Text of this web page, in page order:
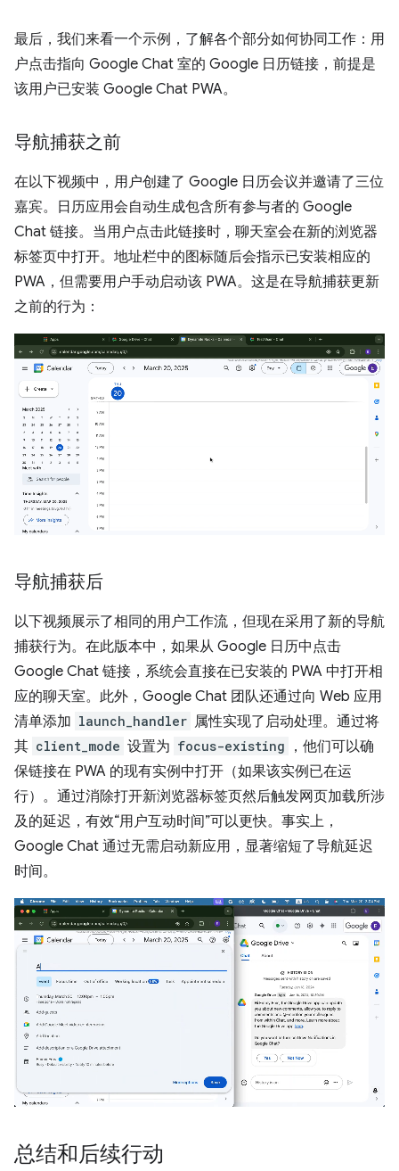
最后，我们来看一个示例，了解各个部分如何协同工作：用
户点击指向 Google Chat 室的 Google 日历链接，前提是
该用户已安装 Google Chat PWA。
导航捕获之前
在以下视频中，用户创建了 Google 日历会议并邀请了三位
嘉宾。日历应用会自动生成包含所有参与者的 Google
Chat 链接。当用户点击此链接时，聊天室会在新的浏览器
标签页中打开。地址栏中的图标随后会指示已安装相应的
PWA，但需要用户手动启动该 PWA。这是在导航捕获更新
之前的行为：
导航捕获后
以下视频展示了相同的用户工作流，但现在采用了新的导航
捕获行为。在此版本中，如果从 Google 日历中点击
Google Chat 链接，系统会直接在已安装的 PWA 中打开相
应的聊天室。此外，Google Chat 团队还通过向 Web 应用
清单添加 launch_handler 属性实现了启动处理。通过将
其 client_mode 设置为 focus-existing
，他们可以确
保链接在 PWA 的现有实例中打开（如果该实例已在运
行）。通过消除打开新浏览器标签页然后触发网页加载所涉
及的延迟，有效“用户互动时间”可以更快。事实上，
Google Chat 通过无需启动新应用，显著缩短了导航延迟
时间。
总结和后续行动